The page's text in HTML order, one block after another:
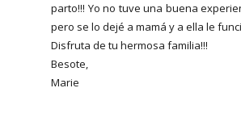
parto!!! Yo no tuve una buena
pero se lo dejé a mamá y a ella le
Disfruta de tu hermosa familia!!!
Besote,
Marie